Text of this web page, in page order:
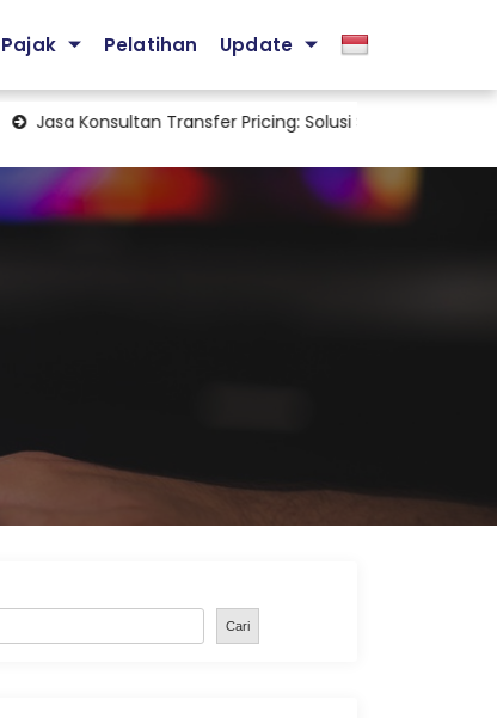
Pelatihan Update
Konsultan Transfer Pricing: Solusi Strategis Mengelola
Cari